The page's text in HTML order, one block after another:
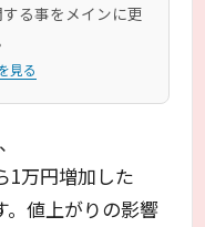
る事をメインに更
見る
1万円増加した
。値上がりの影響